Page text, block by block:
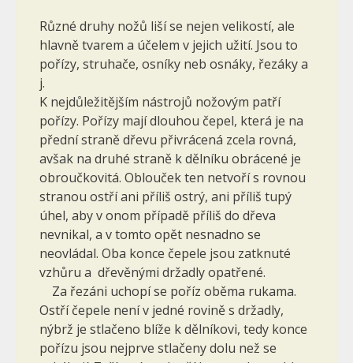
Různé druhy nožů liší se nejen velikostí, ale
hlavně tvarem a účelem v jejich užití. Jsou to
pořízy, struhače, osníky neb osnáky, řezáky a
j.
K nejdůležitějším nástrojů nožovým patří
pořízy. Pořízy mají dlouhou čepel, která je na
přední straně dřevu při­vrácená zcela rovná,
avšak na druhé straně k dělníku obrácené je
obroučkovitá. Oblouček ten netvoří s rov­nou
stranou ostří ani příliš ostrý, ani příliš tupý
úhel, aby v onom případě příliš do dřeva
nevnikal, a v tomto opět nesnadno se
neovládal. Oba konce čepele jsou zatknuté
vzhůru a dřevěnými držadly opatřené.
Za řezáni uchopí se poříz oběma rukama.
Ostří čepele není v jedné rovině s držadly,
nýbrž je stlačeno blíže k dělníkovi, tedy konce
pořízu jsou nejprve stlačeny dolu než se